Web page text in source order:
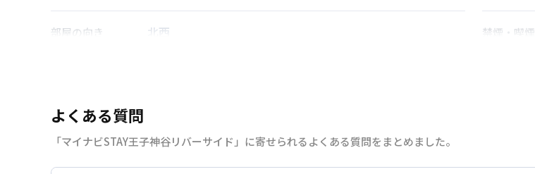
部屋の向き 北西 禁煙・喫煙
駐車場 なし
よくある質問
「マイナビSTAY王子神谷リバーサイド」に寄せられるよくある質問をまとめました。